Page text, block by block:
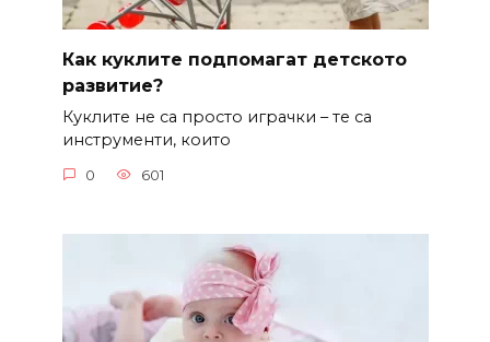
Как куклите подпомагат детското
развитие?
Куклите не са просто играчки – те са
инструменти, които
0 601